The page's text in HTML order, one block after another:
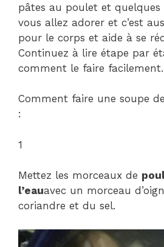
pâtes au poulet et quelques
vous allez adorer et c’est
pour le corps et aide à se
Continuez à lire étape par
comment le faire facilement.
Comment faire une soupe
:
1
Mettez les morceaux de
l’eauavec un morceau
coriandre et du sel.